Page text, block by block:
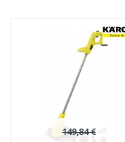
Vergleichen
149,84 €